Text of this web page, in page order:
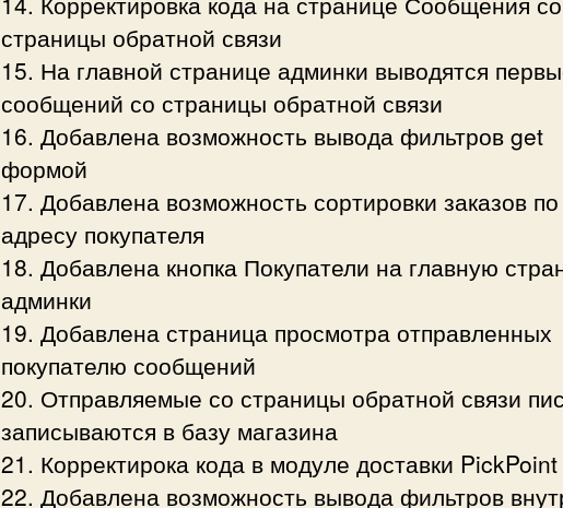
страницы обратной связи
15. На главной странице админки выводятся
сообщений со страницы обратной связи
16. Добавлена возможность вывода фильтров get
формой
17. Добавлена возможность сортировки заказов
адресу покупателя
18. Добавлена кнопка Покупатели на главную
админки
19. Добавлена страница просмотра отправленных
покупателю сообщений
20. Отправляемые со страницы обратной связи
записываются в базу магазина
21. Корректирока кода в модуле доставки PickPoint
22. Добавлена возможность вывода фильтров